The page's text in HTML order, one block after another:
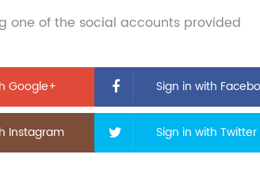
one of the social accounts provided
Google+ Sign in with
Instagram Sign in with Twitter